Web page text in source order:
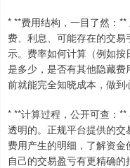
* **费用结构，一目了然：
费、利息、可能存在的交
示。费率如何计算（例如
是多少，是否有其他隐藏
前就能完全知晓成本，做到
* **计算过程，公开可查：
透明的。正规平台提供的
费用产生的明细，了解资
自己的交易盈亏有更精确的